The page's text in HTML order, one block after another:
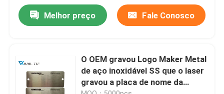
Pedir um orçamento
Cinta plástica do fecho de correr
cinta plástica de nylon
Melhor preço Fale Conosco
O OEM gravou Logo Maker Metal
de aço inoxidável SS que o laser
gravou a placa de nome da